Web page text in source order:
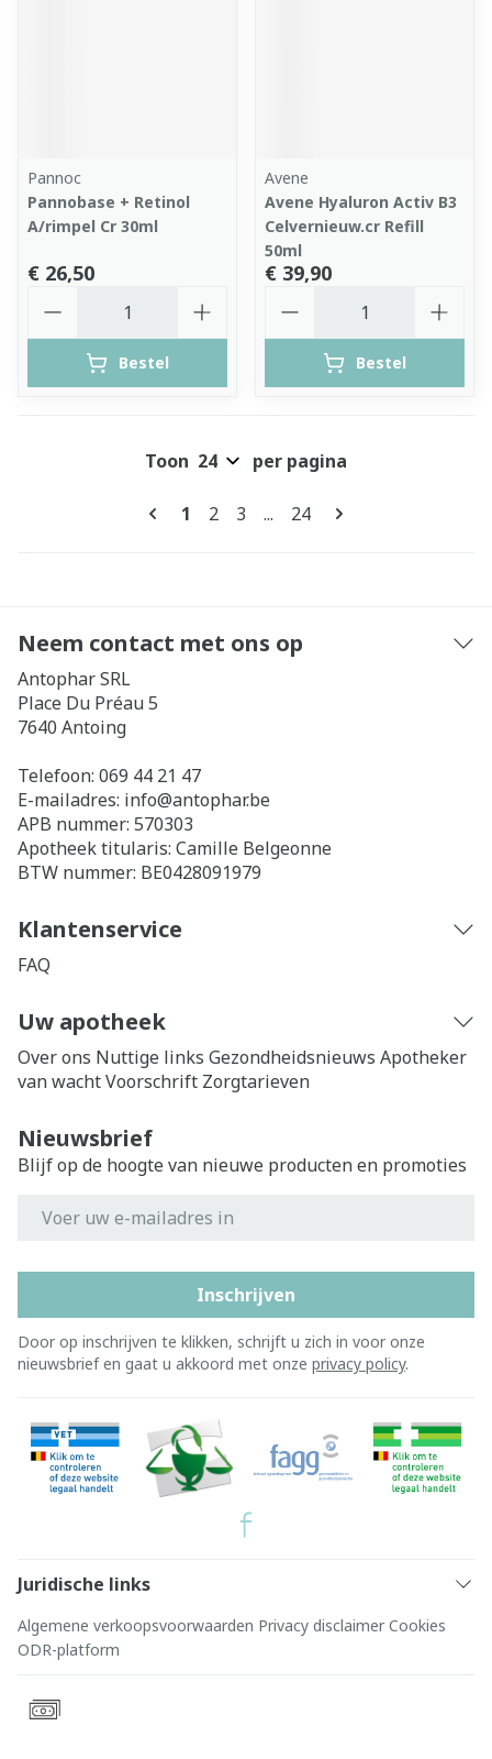
Pannoc
Pannobase + Retinol
A/rimpel Cr 30ml
€ 26,50
Bestel
Avene
Avene Hyaluron Activ B3
Celvernieuw.cr Refill
50ml
€ 39,90
Bestel
Pagina's
U lees momenteel pagina
1 Pagina
2 Pagina
3 ... Pagina
24
Toon per pagina
Neem contact met ons op
Antophar SRL
Place Du Préau 5
7640 Antoing
Telefoon: 069 44 21 47
E-mailadres: info@antophar.be
APB nummer: 570303
Apotheek titularis: Camille Belgeonne
BTW nummer: BE0428091979
Klantenservice
FAQ
Uw apotheek
Over ons Nuttige links Gezondheidsnieuws Apotheker
van wachtVoorschrift Zorgtarieven
Nieuwsbrief
Blijf op de hoogte van nieuwe producten en promoties
Inschrijven
Door op inschrijven te klikken, schrijft u zich in voor onze
nieuwsbrief en gaat u akkoord met onze privacy policy.
Juridische links
Algemene verkoopsvoorwaarden Privacy disclaimer Cookies
ODR-platform